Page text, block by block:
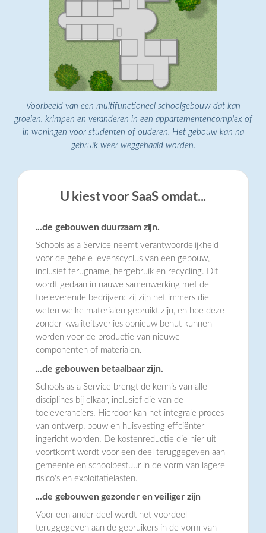
Voorbeeld van een multifunctioneel schoolgebouw dat kan
groeien, krimpen en veranderen in een appartementencomplex of
in woningen voor studenten of ouderen. Het gebouw kan na
gebruik weer weggehaald worden.
U kiest voor SaaS omdat...
...de gebouwen duurzaam zijn.
Schools as a Service neemt verantwoordelijkheid
voor de gehele levenscyclus van een gebouw,
inclusief terugname, hergebruik en recycling. Dit
wordt gedaan in nauwe samenwerking met de
toeleverende bedrijven: zij zijn het immers die
weten welke materialen gebruikt zijn, en hoe deze
zonder kwaliteitsverlies opnieuw benut kunnen
worden voor de productie van nieuwe
componenten of materialen.
...de gebouwen betaalbaar zijn.
Schools as a Service brengt de kennis van alle
disciplines bij elkaar, inclusief die van de
toeleveranciers. Hierdoor kan het integrale proces
van ontwerp, bouw en huisvesting effciënter
ingericht worden. De kostenreductie die hier uit
voortkomt wordt voor een deel teruggegeven aan
gemeente en schoolbestuur in de vorm van lagere
risico's en exploitatielasten.
...de gebouwen gezonder en veiliger zijn
Voor een ander deel wordt het voordeel
teruggegeven aan de gebruikers in de vorm van